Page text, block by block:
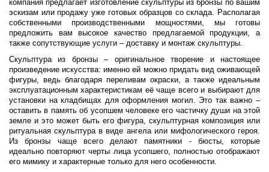
компания предлагает изготовление скульптуры из бронзы по вашим
эскизам или продажу уже готовых образцов со склада. Располагая
собственными производственными мощностями, мы готовы
предложить вам высокое качество предлагаемой продукции, а
также сопутствующие услуги – доставку и монтаж скульптуры.
Скульптура из бронзы – оригинальное творение и настоящее
произведение искусства: именно ей можно придать вид оживающей
фигуры, ведь благодаря переливам окраски, а также идеальным
эксплуатационным характеристикам её чаще всего и выбирают для
установки на кладбищах для оформления могил. Это так важно –
оставить в память об усопшем человеке его частичку души на этой
земле и это может быть его фигура, скульптурная композиция или
ритуальная скульптура в виде ангела или мифологического героя.
Из бронзы чаще всего делают памятники - бюсты, которые
идеально повторяют черты лица усопшего, полностью отображают
его мимику и характерные только для него особенности.